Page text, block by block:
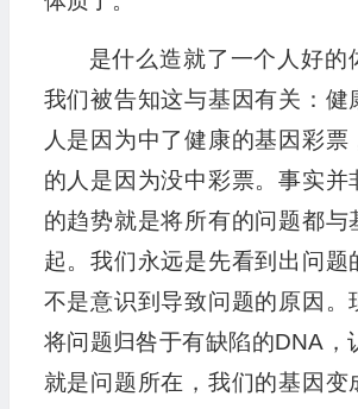
是什么造就了一个人好的
我们被告知这与基因有关：健
人是因为中了健康的基因彩票
的人是因为没中彩票。事实并
的趋势就是将所有的问题都与
起。我们永远是先看到出问题
不是意识到导致问题的原因。
将问题归咎于有缺陷的DNA，
就是问题所在，我们的基因变